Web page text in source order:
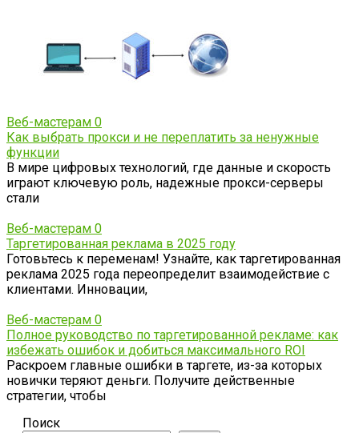
Веб-мастерам 0
Как выбрать прокси и не переплатить за ненужные
функции
В мире цифровых технологий, где данные и скорость
играют ключевую роль, надежные прокси-серверы
стали
Веб-мастерам 0
Таргетированная реклама в 2025 году
Готовьтесь к переменам! Узнайте, как таргетированная
реклама 2025 года переопределит взаимодействие с
клиентами. Инновации,
Веб-мастерам 0
Полное руководство по таргетированной рекламе: как
избежать ошибок и добиться максимального ROI
Раскроем главные ошибки в таргете, из-за которых
новички теряют деньги. Получите действенные
стратегии, чтобы
Поиск